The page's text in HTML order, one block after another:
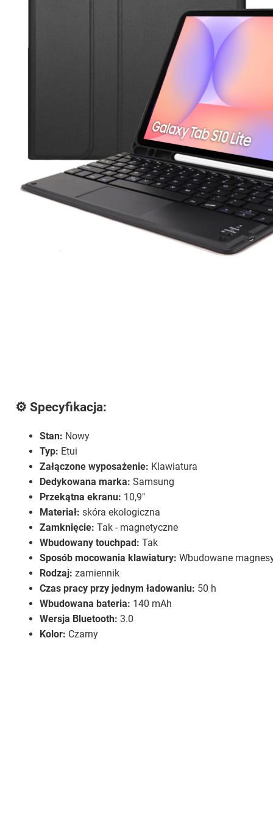
⚙️ Specyfikacja:
Stan: Nowy
Typ: Etui
Załączone wyposażenie: Klawiatura
Dedykowana marka: Samsung
Przekątna ekranu: 10,9"
Materiał: skóra ekologiczna
Zamknięcie: Tak - magnetyczne
Wbudowany touchpad: Tak
Sposób mocowania klawiatury: Wbudowane
Rodzaj: zamiennik
Czas pracy przy jednym ładowaniu: 50 h
Wbudowana bateria: 140 mAh
Wersja Bluetooth: 3.0
Kolor: Czarny